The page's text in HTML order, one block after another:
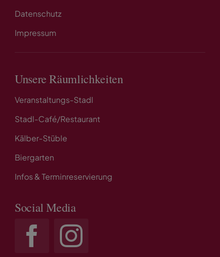
Datenschutz
Impressum
Unsere Räumlichkeiten
Veranstaltungs-Stadl
Stadl-Café/Restaurant
Kälber-Stüble
Biergarten
Infos & Terminreservierung
Social Media